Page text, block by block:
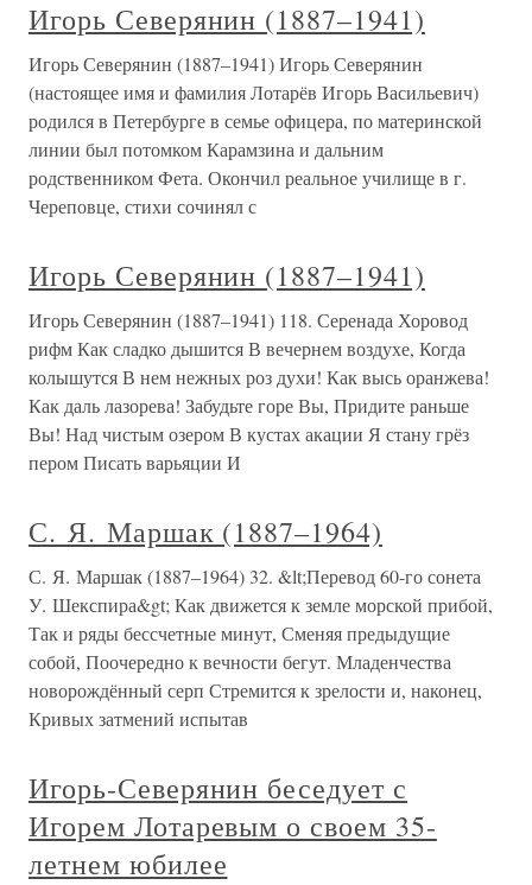
Игорь Северянин (1887–1941)
Игорь Северянин (1887–1941) Игорь Северянин
(настоящее имя и фамилия Лотарёв Игорь Васильевич)
родился в Петербурге в семье офицера, по материнской
линии был потомком Карамзина и дальним
родственником Фета. Окончил реальное училище в г.
Череповце, стихи сочинял с
Игорь Северянин (1887–1941)
Игорь Северянин (1887–1941) 118. Серенада Хоровод
рифм Как сладко дышится В вечернем воздухе, Когда
колышутся В нем нежных роз духи! Как высь оранжева!
Как даль лазорева! Забудьте горе Вы, Придите раньше
Вы! Над чистым озером В кустах акации Я стану грёз
пером Писать варьяции И
С. Я. Маршак (1887–1964)
С. Я. Маршак (1887–1964) 32. &lt;Перевод 60-го сонета
У. Шекспира&gt; Как движется к земле морской прибой,
Так и ряды бессчетные минут, Сменяя предыдущие
собой, Поочередно к вечности бегут. Младенчества
новорождённый серп Стремится к зрелости и, наконец,
Кривых затмений испытав
Игорь-Северянин беседует с
Игорем Лотаревым о своем 35-
летнем юбилее